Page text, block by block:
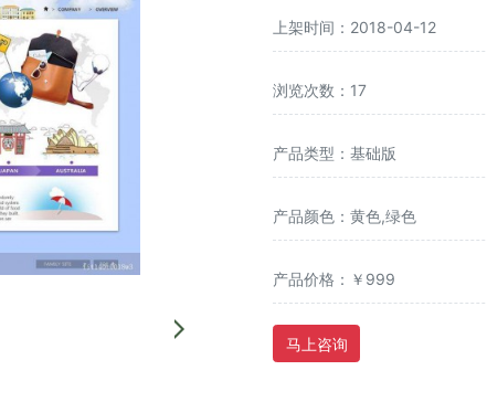
上架时间：2018-04-12
浏览次数：17
产品类型：基础版
产品颜色：黄色,绿色
产品价格：￥999
马上咨询